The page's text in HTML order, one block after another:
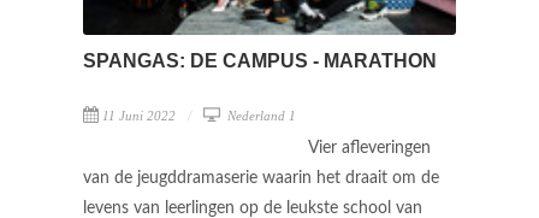
SPANGAS: DE CAMPUS - MARATHON
11 Juni 2022 Nederland 1
Vier afleveringen
van de jeugddramaserie waarin het draait om de
levens van leerlingen op de leukste school van